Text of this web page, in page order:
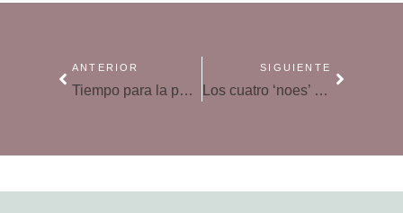
ANTERIOR
Tiempo para la pareja con hijos: antes de ser padres hemos sido pareja
SIGUIENTE
Los cuatro ‘noes’ de un buen noviazgo